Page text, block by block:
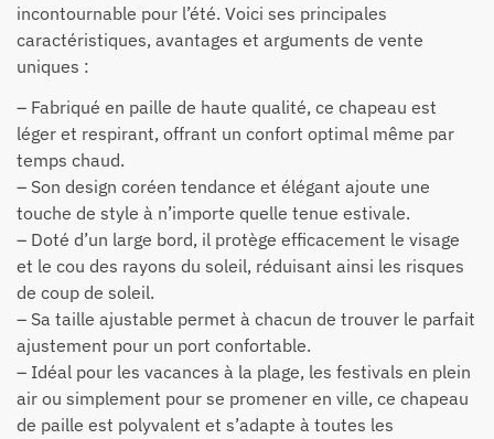
incontournable pour l’été. Voici ses principales
caractéristiques, avantages et arguments de vente
uniques :
– Fabriqué en paille de haute qualité, ce chapeau est
léger et respirant, offrant un confort optimal même par
temps chaud.
– Son design coréen tendance et élégant ajoute une
touche de style à n’importe quelle tenue estivale.
– Doté d’un large bord, il protège efficacement le visage
et le cou des rayons du soleil, réduisant ainsi les risques
de coup de soleil.
– Sa taille ajustable permet à chacun de trouver le parfait
ajustement pour un port confortable.
– Idéal pour les vacances à la plage, les festivals en plein
air ou simplement pour se promener en ville, ce chapeau
de paille est polyvalent et s’adapte à toutes les